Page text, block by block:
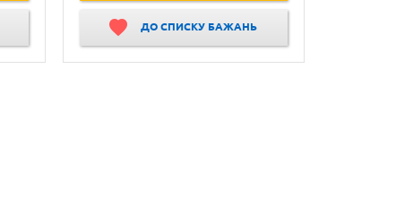
ДО СПИСКУ БАЖАНЬ